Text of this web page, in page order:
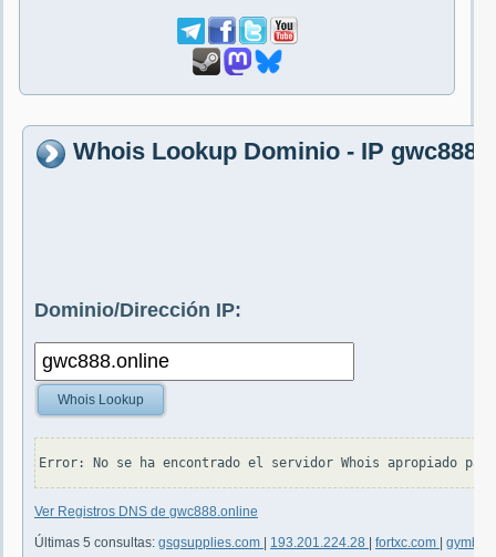
Whois Lookup Dominio - IP
Dominio/Dirección IP:
Whois Lookup
Ver Registros DNS de gwc888.online
Últimas 5 consultas: gsgsupplies.com 193.201.224.28 fortxc.com